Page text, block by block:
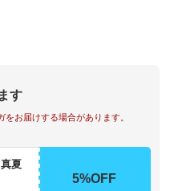
す
お届けする場合があります。
夏
5%OFF